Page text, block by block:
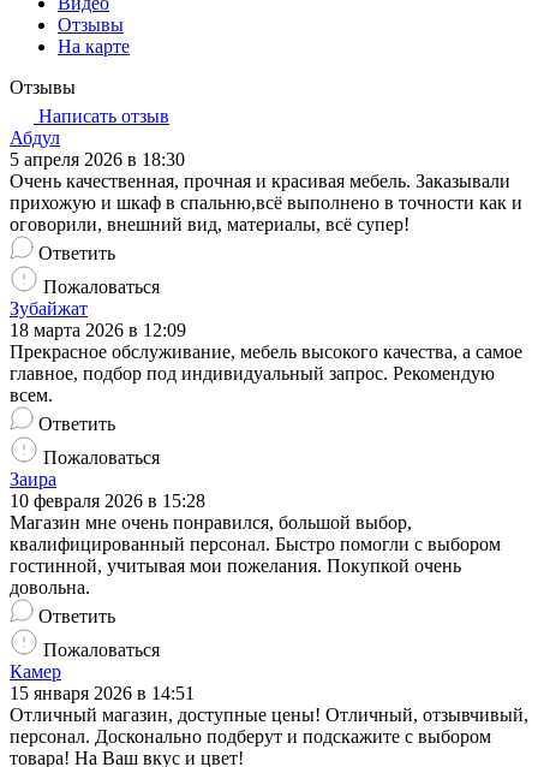
Отзывы
На карте
Отзывы
Написать отзыв
Абдул
5 апреля 2026 в 18:30
Очень качественная, прочная и красивая мебель. Заказывали
прихожую и шкаф в спальню,всё выполнено в точности как и
оговорили, внешний вид, материалы, всё супер!
Ответить
Пожаловаться
Зубайжат
18 марта 2026 в 12:09
Прекрасное обслуживание, мебель высокого качества, а самое
главное, подбор под индивидуальный запрос. Рекомендую
всем.
Ответить
Пожаловаться
Заира
10 февраля 2026 в 15:28
Магазин мне очень понравился, большой выбор,
квалифицированный персонал. Быстро помогли с выбором
гостинной, учитывая мои пожелания. Покупкой очень
довольна.
Ответить
Пожаловаться
Камер
15 января 2026 в 14:51
Отличный магазин, доступные цены! Отличный, отзывчивый,
персонал. Досконально подберут и подскажите с выбором
товара! На Ваш вкус и цвет!